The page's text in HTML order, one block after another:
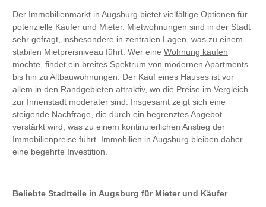
Der Immobilienmarkt in Augsburg bietet vielfältige Optionen für
potenzielle Käufer und Mieter. Mietwohnungen sind in der Stadt
sehr gefragt, insbesondere in zentralen Lagen, was zu einem
stabilen Mietpreisniveau führt. Wer eine Wohnung kaufen
möchte, findet ein breites Spektrum von modernen Apartments
bis hin zu Altbauwohnungen. Der Kauf eines Hauses ist vor
allem in den Randgebieten attraktiv, wo die Preise im Vergleich
zur Innenstadt moderater sind. Insgesamt zeigt sich eine
steigende Nachfrage, die durch ein begrenztes Angebot
verstärkt wird, was zu einem kontinuierlichen Anstieg der
Immobilienpreise führt. Immobilien in Augsburg bleiben daher
eine begehrte Investition.
Beliebte Stadtteile in Augsburg für Mieter und Käufer